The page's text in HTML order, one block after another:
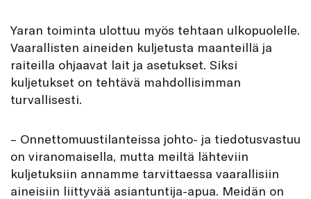
Yaran toiminta ulottuu myös tehtaan ulkopuolelle.
Vaarallisten aineiden kuljetusta maanteillä ja
raiteilla ohjaavat lait ja asetukset. Siksi
kuljetukset on tehtävä mahdollisimman
turvallisesti.
– Onnettomuustilanteissa johto- ja tiedotusvastuu
on viranomaisella, mutta meiltä lähteviin
kuljetuksiin annamme tarvittaessa vaarallisiin
aineisiin liittyvää asiantuntija-apua. Meidän on